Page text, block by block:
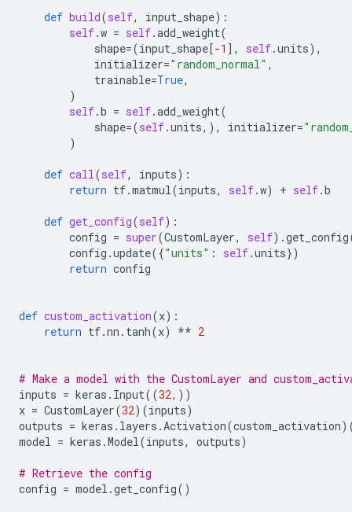
def build(self, input_shape):
self.w = self.add_weight(
shape=(input_shape[-1 ], self.units),
initializer="random_normal" ,
trainable=True,
)
self.b = self.add_weight(
shape=(self.units,), initializer=
)
def call(self, inputs):
return tf.matmul(inputs, self.w) + self.b
def get_config(self):
config = super(CustomLayer, self) .get_config
config .update({"units" : self.units})
return config
def custom_activation(x):
return tf.nn . tanh(x) ** 2
# Make a model with the CustomLayer and
inputs = keras . Input((32,))
x = CustomLayer(32)(inputs)
outputs = keras . layers .Activation(custom_activation
model = keras .Model(inputs, outputs)
# Retrieve the config
config = model .get_config()